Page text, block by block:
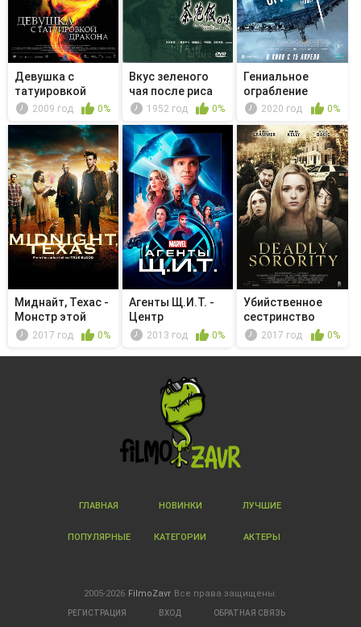
Девушка с
татуировкой
дракона
2009 год 0%
Вкус зеленого
чая после риса
1952 год 0%
Гениальное
ограбление
2020 год 0%
Миднайт, Техас -
Монстр этой
недели -...
2017 год 0%
Агенты Щ.И.Т. -
Центр
2013 год 0%
Убийственное
сестринство
2017 год 0%
ГЛАВНАЯ НОВИНКИ ЛУЧШИЕ
ПОПУЛЯРНЫЕ КАТЕГОРИИ АКТЕРЫ
2005-2026 FilmoZavr Все права защищены.
РЕГИСТРАЦИЯ ВХОД ОБРАТНАЯ СВЯЗЬ